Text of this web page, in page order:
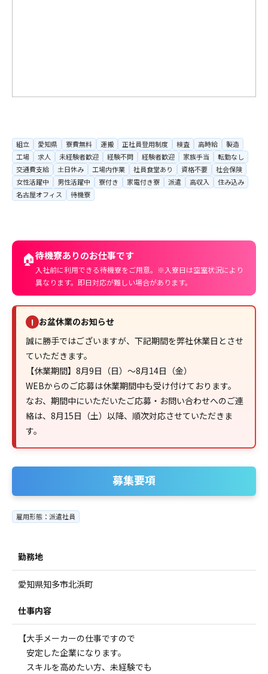
組立 愛知県 寮費無料 運搬 正社員登用制度 検査 高時給
製造
工場
求人 未経験者歓迎 経験不問 経験者歓迎 家族手当
転勤なし
交通費支給
土日休み 工場内作業 社員食堂あり 資格不要
社会保険
女性活躍中
男性活躍中 寮付き 家電付き寮 派遣 高収入
住み込み
名古屋オフィス
待機寮
🏠待機寮ありのお仕事です
入社前に利用できる待機寮をご用意。※入寮日は空室状況により
異なります。即日対応が難しい場合があります。
! お盆休業のお知らせ
誠に勝手ではございますが、下記期間を弊社休業日とさせ
ていただきます。
【休業期間】8月9日（日）～8月14日（金）
WEBからのご応募は休業期間中も受け付けております。
なお、期間中にいただいたご応募・お問い合わせへのご連
絡は、8月15日（土）以降、順次対応させていただきま
す。
募集要項
雇用形態：派遣社員
勤務地
愛知県知多市北浜町
仕事内容
【大手メーカーの仕事ですので
安定した企業になります。
スキルを高めたい方、未経験でも